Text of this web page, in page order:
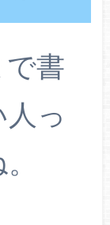
書
っ